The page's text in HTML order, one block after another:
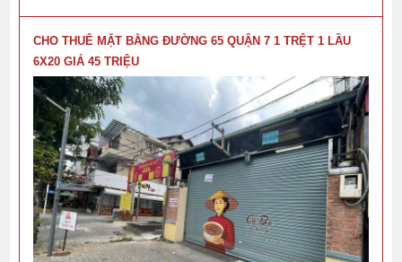
CHO THUÊ MẶT BẰNG ĐƯỜNG 65 QUẬN 7 1 TRỆT 1 LẦU
6X20 GIÁ 45 TRIỆU